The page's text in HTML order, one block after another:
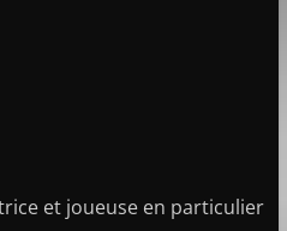
et joueuse en particulier